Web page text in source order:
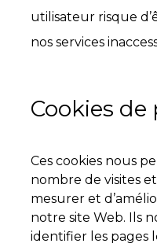
utilisateur risque
nos services
Cookies
Ces cookies nous
nombre de visites
mesurer et
notre site Web. Ils
identifier les pages